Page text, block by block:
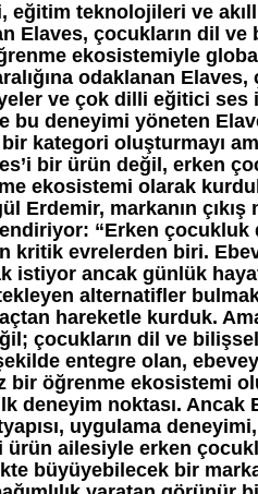
eğitim teknolojileri ve
Elaves, çocukların dil
ekosistemiyle
odaklanan
ve çok dilli eğitici
bu deneyimi yöneten
kategori oluşturmayı
bir ürün değil, erken
ekosistemi olarak
Erdemir, markanın çıkış
“Erken çocukluk
kritik evrelerden biri.
istiyor ancak günlük
alternatifler
hareketle kurduk.
çocukların dil ve
entegre olan,
bir öğrenme ekosistemi
deneyim noktası. Ancak
uygulama
ailesiyle erken
büyüyebilecek bir